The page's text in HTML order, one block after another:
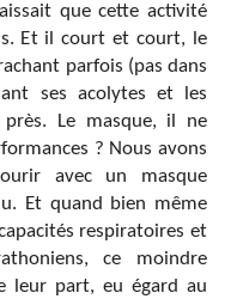
que cette activité
Et il court et court, le
parfois (pas dans
ses acolytes et les
Le masque, il ne
? Nous avons
avec un masque
Et quand bien même
respiratoires et
ce moindre
leur part, eu égard au